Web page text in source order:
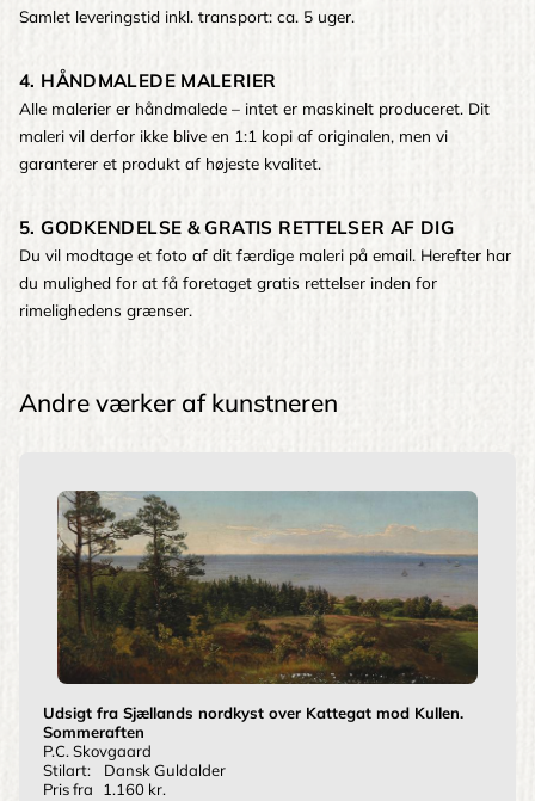
Samlet leveringstid inkl. transport: ca. 5 uger.
4. HÅNDMALEDE MALERIER
Alle malerier er håndmalede – intet er maskinelt produceret. Dit
maleri vil derfor ikke blive en 1:1 kopi af originalen, men vi
garanterer et produkt af højeste kvalitet.
5. GODKENDELSE & GRATIS RETTELSER AF DIG
Du vil modtage et foto af dit færdige maleri på email. Herefter har
du mulighed for at få foretaget gratis rettelser inden for
rimelighedens grænser.
Andre værker af kunstneren
Udsigt fra Sjællands nordkyst over Kattegat mod Kullen.
Sommeraften
P.C. Skovgaard
Stilart:
Dansk Guldalder
Pris fra
1.160 kr.